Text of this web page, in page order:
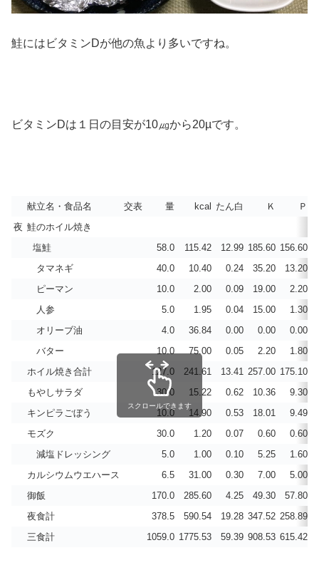
鮭にはビタミンDが他の魚より多いですね。
ビタミンDは１日の目安が10㎍から20µです。
献立名・食品名 交表 量 kcal たん白 Ｋ
Ｐ
夜 鮭のホイル焼き
塩鮭
58.0 115.42 12.99 185.60 156.60
タマネギ
40.0 10.40 0.24 35.20
13.20
ピーマン
10.0 2.00 0.09 19.00
2.20
人参
5.0 1.95 0.04 15.00
1.30
オリーブ油
4.0 36.84 0.00 0.00
0.00
バター
10.0 75.00 0.05 2.20
1.80
ホイル焼き合計
127.0 241.61 13.41 257.00 175.10
もやしサラダ
30.0 15.22 0.62 10.36
9.30
キンピラごぼう
10.0 14.90 0.53 18.01
9.49
モズク
30.0 1.20 0.07 0.60
0.60
減塩ドレッシング
5.0 1.00 0.10 5.25
1.60
カルシウムウエハース
6.5 31.00 0.30 7.00 5.00
御飯
170.0 285.60 4.25 49.30
57.80
夜食計
378.5 590.54 19.28 347.52 258.89
三食計
1059.0 1775.53 59.39 908.53 615.42
スクロールできます